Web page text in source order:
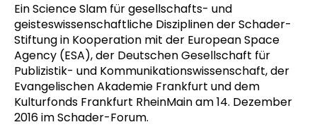
Ein Science Slam für gesellschafts- und
geisteswissenschaftliche Disziplinen der Schader-
Stiftung in Kooperation mit der European Space
Agency (ESA), der Deutschen Gesellschaft für
Publizistik- und Kommunikationswissenschaft, der
Evangelischen Akademie Frankfurt und dem
Kulturfonds Frankfurt RheinMain am 14. Dezember
2016 im Schader-Forum.